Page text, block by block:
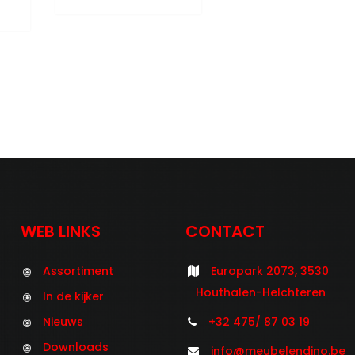
WEB LINKS
Assortiment
In de kijker
Nieuws
Downloads
CONTACT
Europark 2073, 3530
Houthalen-Helchteren
+32 475/ 87 03 19
info@meubelendino.be